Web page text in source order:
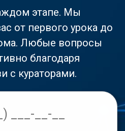
этапе. Мы
от первого урока до
Любые вопросы
благодаря
с кураторами.